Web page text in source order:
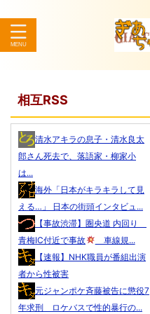
検索
相互RSS
清水アキラの息子・清水良太
郎さん死去で、落語家・柳家小
は...
海外「日本がキラキラして見
える…」 日本の街頭インタビュ...
【事故渋滞】圏央道 内回り
青梅IC付近で事故
車線規...
【速報】NHK職員が番組出演
者から性被害
元ジャンポケ斉藤被告に懲役7
年求刑 ロケバスで性的暴行の...